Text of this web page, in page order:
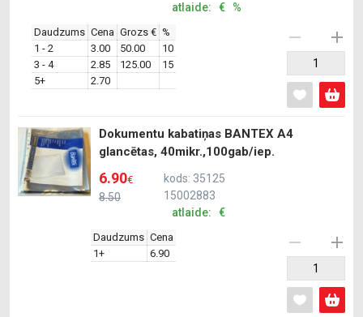
atlaide: € %
Daudzums Cena Grozs € %
1 - 2
3.00 50.00
10
3 - 4
2.85 125.00
15
5+
2.70
Dokumentu kabatiņas BANTEX A4
glancētas, 40mikr.,100gab/iep.
8.50
6.90€
kods: 35125
15002883
atlaide: €
Daudzums Cena
1+
6.90